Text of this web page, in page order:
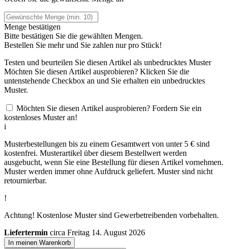
Menge bestätigen
Bitte bestätigen Sie die gewählten Mengen.
Bestellen Sie mehr und Sie zahlen nurpro Stück!
Testen und beurteilen Sie diesen Artikel als unbedrucktes Muster
Möchten Sie diesen Artikel ausprobieren? Klicken Sie die
untenstehende Checkbox an und Sie erhalten ein unbedrucktes
Muster.
Möchten Sie diesen Artikel ausprobieren? Fordern Sie ein
kostenloses Muster an!
i
Musterbestellungen bis zu einem Gesamtwert von unter 5 € sind
kostenfrei. Musterartikel über diesem Bestellwert werden
ausgebucht, wenn Sie eine Bestellung für diesen Artikel vornehmen.
Muster werden immer ohne Aufdruck geliefert. Muster sind nicht
retournierbar.
!
Achtung! Kostenlose Muster sind Gewerbetreibenden vorbehalten.
Liefertermin circa Freitag 14. August 2026
In meinen Warenkorb